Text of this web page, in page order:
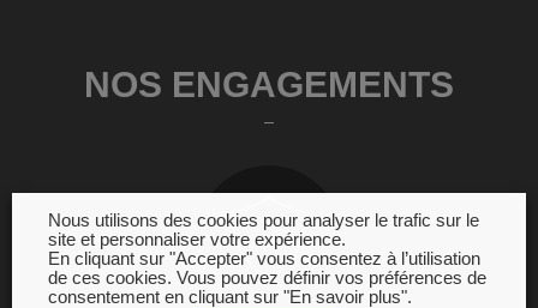
NOS ENGAGEMENTS
Nous utilisons des cookies pour analyser le trafic sur le
site et personnaliser votre expérience.
En cliquant sur "Accepter" vous consentez à l’utilisation
de ces cookies. Vous pouvez définir vos préférences de
consentement en cliquant sur "En savoir plus".